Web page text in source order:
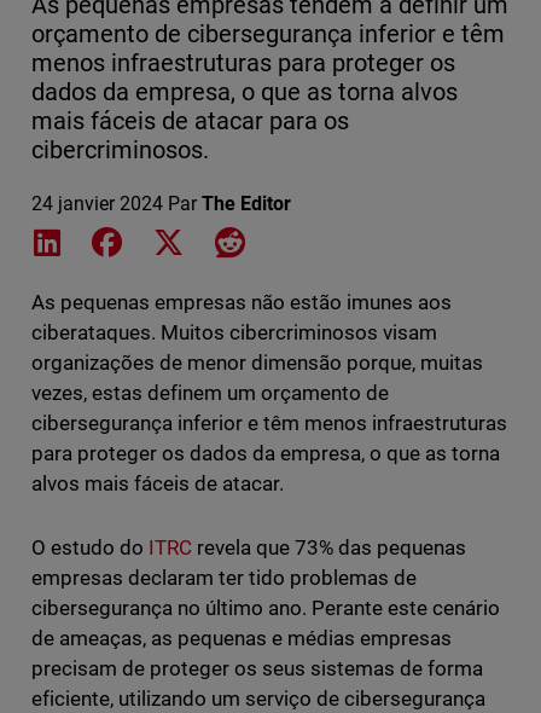
orçamento de cibersegurança inferior e têm
menos infraestruturas para proteger os
dados da empresa, o que as torna alvos
mais fáceis de atacar para os
cibercriminosos.
24 janvier 2024 Par The Editor
Share on LinkedIn
Share on Facebook
Share on XShare on Reddit
As pequenas empresas não estão imunes aos
ciberataques. Muitos cibercriminosos visam
organizações de menor dimensão porque, muitas
vezes, estas definem um orçamento de
cibersegurança inferior e têm menos infraestruturas
para proteger os dados da empresa, o que as torna
alvos mais fáceis de atacar.
O estudo do ITRC revela que 73% das pequenas
empresas declaram ter tido problemas de
cibersegurança no último ano. Perante este cenário
de ameaças, as pequenas e médias empresas
precisam de proteger os seus sistemas de forma
eficiente, utilizando um serviço de cibersegurança